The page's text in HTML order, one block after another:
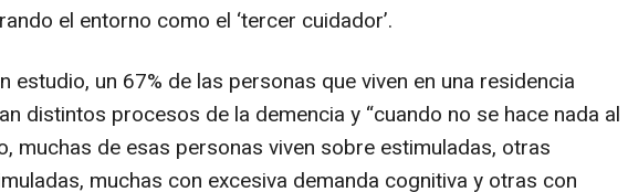
el entorno como el ‘tercer cuidador’.
estudio, un 67% de las personas que viven en una residencia
distintos procesos de la demencia y “cuando no se hace nada al
muchas de esas personas viven sobre estimuladas, otras
muchas con excesiva demanda cognitiva y otras con